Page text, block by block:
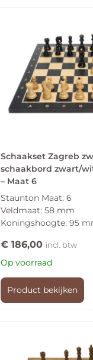
Schaakset Zagreb
schaakbord zwart/
– Maat 6
Staunton Maat: 6
Veldmaat: 58 mm
Koningshoogte: 95
€ 186,00 incl. btw
Op voorraad
Product bekijken